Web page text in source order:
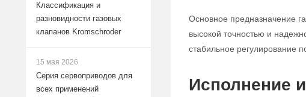
Основное предназначение
высокой точностью и
стабильное регулирование
Исполнение
Классификация и
разновидности газовых
клапанов Kromschroder
15 мая 2026
Серия сервоприводов для
всех применений